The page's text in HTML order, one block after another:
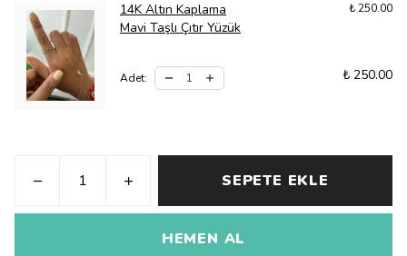
14K Altın Kaplama
Mavi Taşlı Çıtır Yüzük
₺ 250.00
Adet: ₺ 250.00
SEPETE EKLE
HEMEN AL